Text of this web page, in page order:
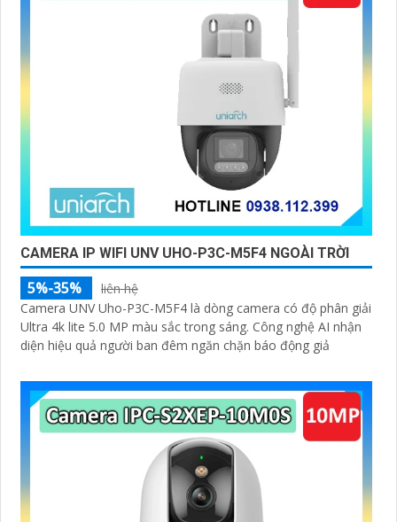
hồng ngoại và công nghệ AI để giữ cho hình ảnh luôn
rõ ràng, ngay cả trong điều kiện ánh sáng yếu.
Với khả năng ghi hình sắc nét và độ phân giải cao,
camera TiOC sẽ giúp bạn yên tâm theo dõi và giám sát
mọi hoạt động xung quanh ngôi nhà hay doanh nghiệp
của mình. Đồng thời, tính năng kết nối mạng thông qua
ứng dụng di động cũng giúp bạn dễ dàng kiểm soát và
quản lý từ xa mọi thứ một cách thuận tiện.
CAMERA IP WIFI UNV UHO-P3C-M5F4 NGOÀI TRỜI
5%-35%
liên hệ
Camera UNV Uho-P3C-M5F4 là dòng camera có độ phân giải
Ultra 4k lite 5.0 MP màu sắc trong sáng. Công nghệ AI nhận
diện hiệu quả người ban đêm ngăn chặn báo động giả